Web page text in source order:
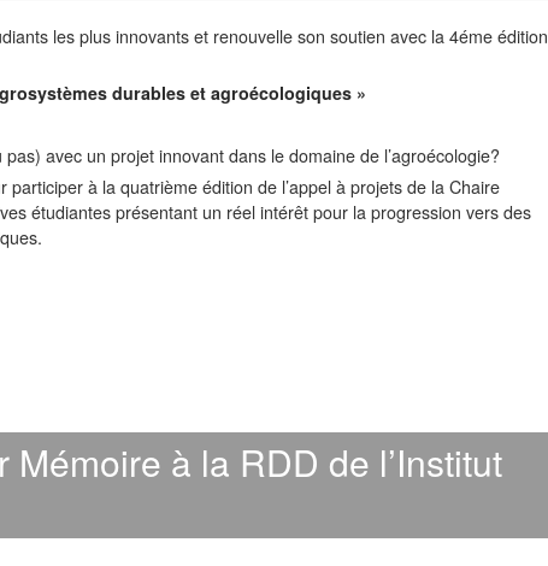
les plus innovants et renouvelle son soutien avec la 4éme édition
durables et agroécologiques »
avec un projet innovant dans le domaine de l’agroécologie?
participer à la quatrième édition de l’appel à projets de la Chaire
étudiantes présentant un réel intérêt pour la progression vers des
à la RDD de l’Institut